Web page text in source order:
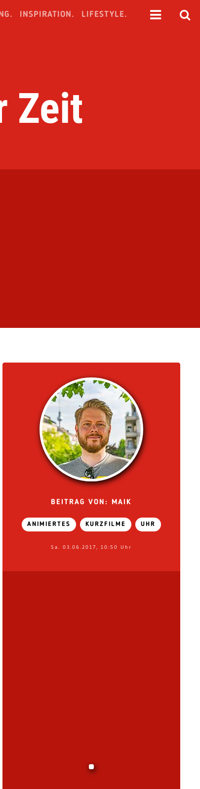
INSPIRATION. LIFESTYLE.
Zeit
BEITRAG VON: MAIK
ANIMIERTES KURZFILME UHR
Sa. 03.06.2017, 10:50 Uhr